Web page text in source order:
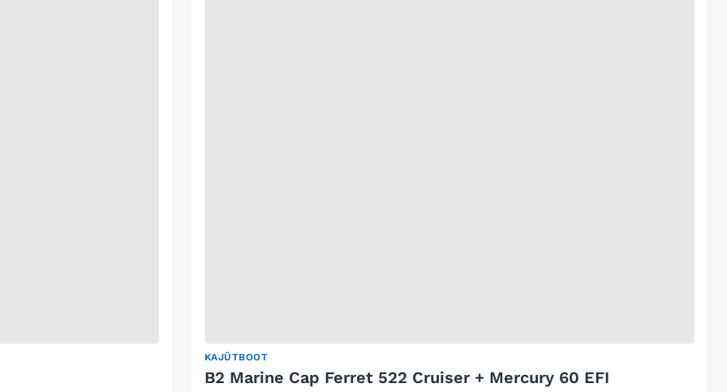
KAJÜTBOOT
B2 Marine Cap Ferret 522 Cruiser + Mercury 60 EFI